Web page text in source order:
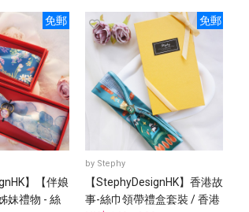
免郵
】【伴娘
妹禮物 - 絲
免郵
by Stephy
【StephyDesignHK】香港故
事-絲巾領帶禮盒套裝 / 香港